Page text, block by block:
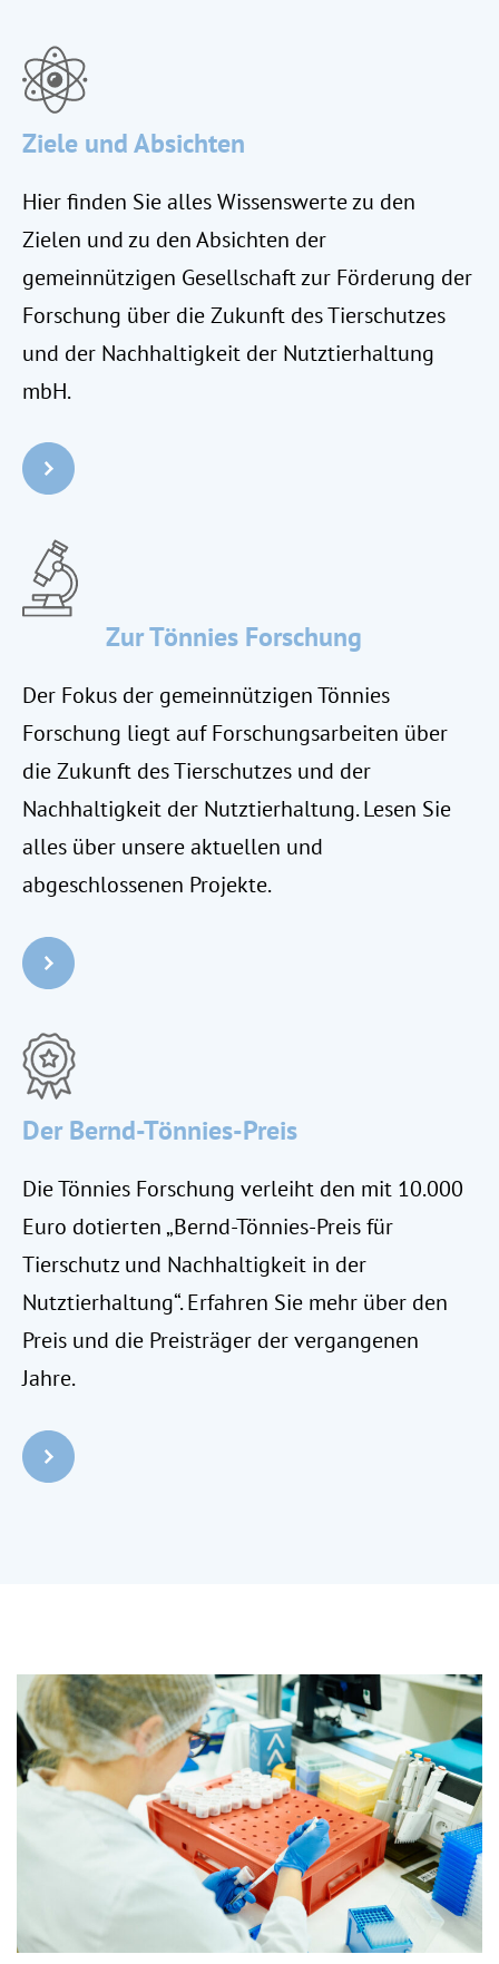
Ziele und Absichten
Hier finden Sie alles Wissenswerte zu den
Zielen und zu den Absichten der
gemeinnützigen Gesellschaft zur Förderung der
Forschung über die Zukunft des Tierschutzes
und der Nachhaltigkeit der Nutztierhaltung
mbH.
Zur Tönnies Forschung
Der Fokus der gemeinnützigen Tönnies
Forschung liegt auf Forschungsarbeiten über
die Zukunft des Tierschutzes und der
Nachhaltigkeit der Nutztierhaltung. Lesen Sie
alles über unsere aktuellen und
abgeschlossenen Projekte.
Der Bernd-Tönnies-Preis
Die Tönnies Forschung verleiht den mit 10.000
Euro dotierten „Bernd-Tönnies-Preis für
Tierschutz und Nachhaltigkeit in der
Nutztierhaltung“. Erfahren Sie mehr über den
Preis und die Preisträger der vergangenen
Jahre.